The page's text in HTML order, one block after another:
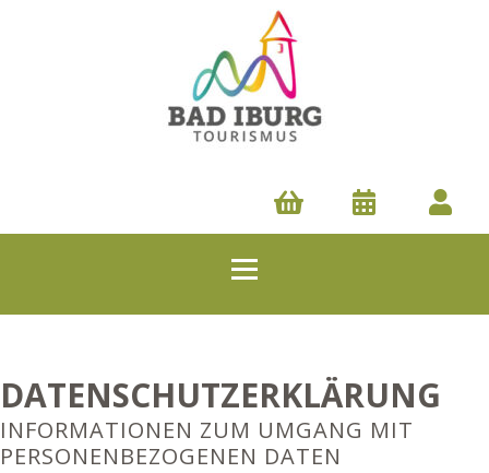
DATENSCHUTZERKLÄRUNG
INFORMATIONEN ZUM UMGANG MIT
PERSONENBEZOGENEN DATEN